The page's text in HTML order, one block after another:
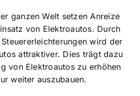
ganzen Welt setzen Anreize
von Elektroautos. Durch
wird der
attraktiver. Dies trägt dazu
von Elektroautos zu erhöhen
weiter auszubauen.